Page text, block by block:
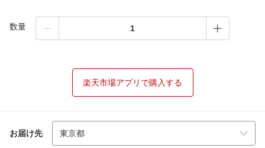
数量
楽天市場アプリで購入する
お届け先